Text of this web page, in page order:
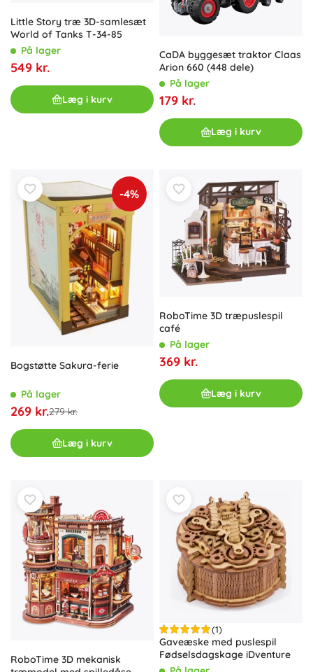
Little Story træ 3D-samlesæt
World of Tanks T-34-85
På lager
549 kr.
Læg i kurv
CaDA byggesæt traktor Claas
Arion 660 (448 dele)
På lager
179 kr.
Læg i kurv
-4%
Bogstøtte Sakura-ferie
På lager
269 kr.279 kr.
Læg i kurv
RoboTime 3D træpuslespil
café
På lager
369 kr.
Læg i kurv
RoboTime 3D mekanisk
(1)
Gaveæske med puslespil
Fødselsdagskage iDventure